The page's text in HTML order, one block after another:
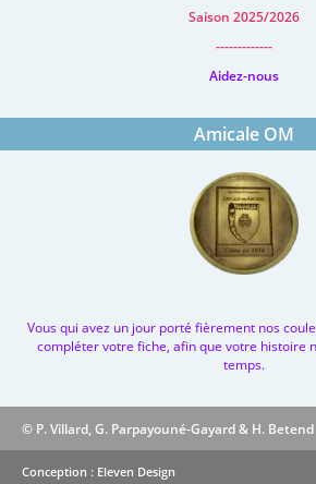
Saison 2025/2026
-------------
Aidez-nous
Amicale OM
Vous qui avez un jour porté fièrement nos
compléter votre fiche, afin que votre histoire
temps.
© P. Villard, G. Parpayouné-Gayard & H. Betend
Conception : Eleven Design